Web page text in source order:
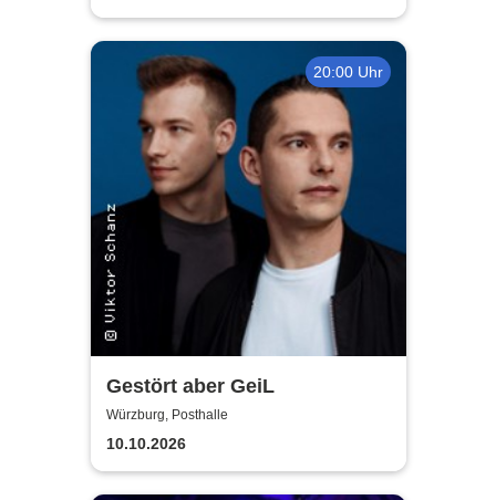
20:00 Uhr
Gestört aber GeiL
Würzburg, Posthalle
10.10.2026